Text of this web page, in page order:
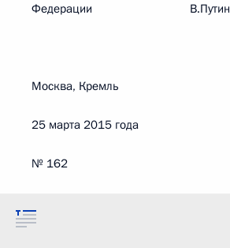
Федерации В.Путин
Москва, Кремль
25 марта 2015 года
№ 162